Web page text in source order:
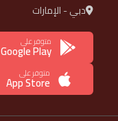
دبي - الإمارات
متوفر على
Google Play
متوفر على
App Store